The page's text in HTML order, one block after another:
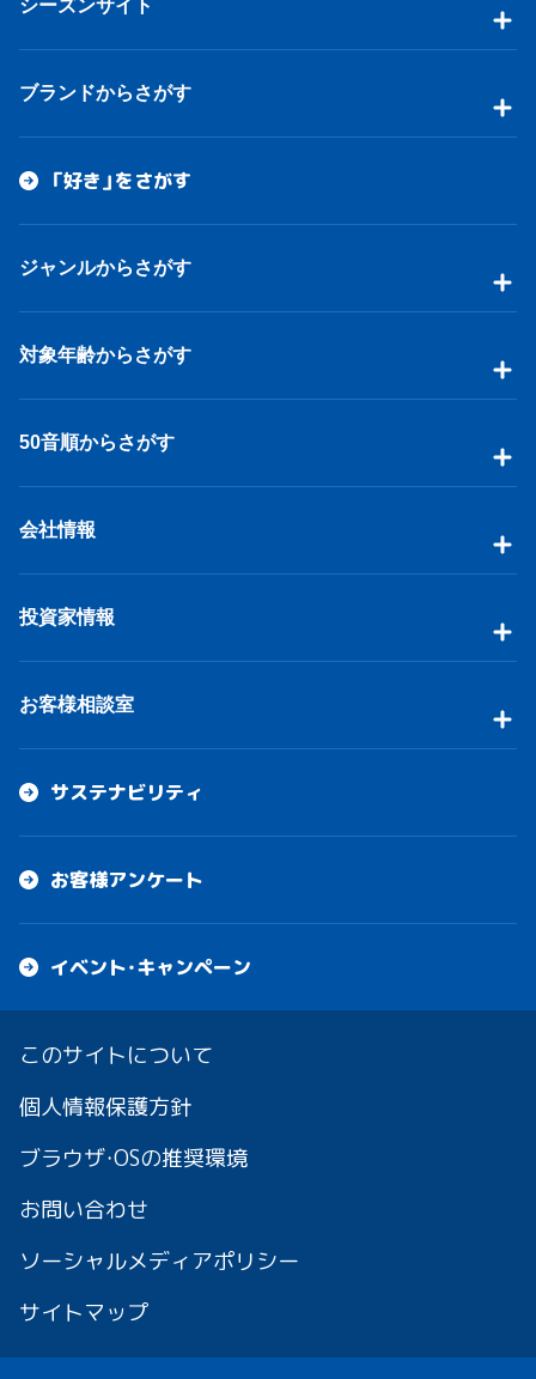
シーズンサイト
ブランドからさがす
「好き」をさがす
ジャンルからさがす
対象年齢からさがす
50音順からさがす
会社情報
投資家情報
お客様相談室
サステナビリティ
お客様アンケート
イベント・キャンペーン
このサイトについて
個人情報保護方針
ブラウザ・OSの推奨環境
お問い合わせ
ソーシャルメディアポリシー
サイトマップ